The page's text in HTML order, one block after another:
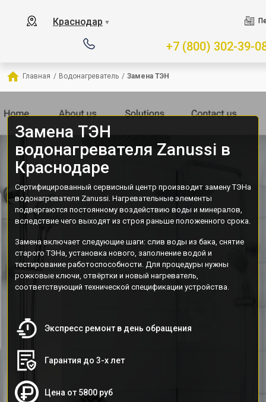
Краснодар ▼
+7 (800) 302-39-
Главная / Водонагреватель / Замена ТЭН
Замена ТЭН
водонагревателя Zanussi в
Краснодаре
Сертифицированный сервисный центр производит замену ТЭНа
водонагревателя Zanussi. Нагревательные элементы
подвергаются постоянному воздействию воды и минералов,
вследствие чего выходят из строя раньше положенного срока.
Замена включает следующие шаги: слив воды из бака, снятие
старого ТЭНа, установка нового, заполнение водой и
тестирование работоспособности. Для процедуры нужны
рожковые ключи, отвёртки и новый нагреватель,
соответствующий технической спецификации устройства.
Экспресс ремонт в день обращения
Гарантия до 3-х лет
Цена от 5800 руб